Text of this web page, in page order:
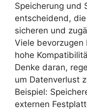
Speicherung und
entscheidend,
sicheren und
Viele bevorzugen
hohe
Denke daran,
um Datenverlust
Beispiel:
externen